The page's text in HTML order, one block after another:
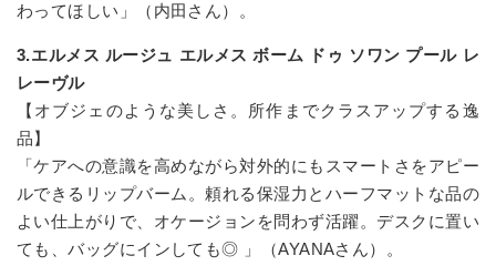
わってほしい」（内田さん）。
3.エルメス ルージュ エルメス ボーム ドゥ ソワン プール レ
レーヴル
【オブジェのような美しさ。所作までクラスアップする逸
品】
「ケアへの意識を高めながら対外的にもスマートさをアピー
ルできるリップバーム。頼れる保湿力とハーフマットな品の
よい仕上がりで、オケージョンを問わず活躍。デスクに置い
ても、バッグにインしても◎ 」（AYANAさん）。